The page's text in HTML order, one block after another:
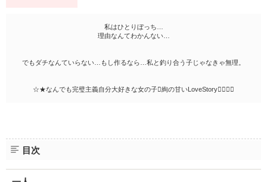
私はひとりぼっち…
理由なんてわかんない…
でもダチなんていらない…もし作るなら…私と釣り合う子じゃなきゃ無理。
☆★なんでも完璧主義自分大好きな女の子絢の甘いLoveStory★☆
目次